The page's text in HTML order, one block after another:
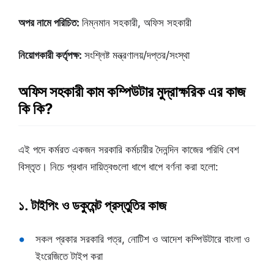
অপর নামে পরিচিত: নিম্নমান সহকারী, অফিস সহকারী
নিয়োগকারী কর্তৃপক্ষ: সংশ্লিষ্ট মন্ত্রণালয়/দপ্তর/সংস্থা
অফিস সহকারী কাম কম্পিউটার মুদ্রাক্ষরিক এর কাজ
কি কি?
এই পদে কর্মরত একজন সরকারি কর্মচারীর দৈনন্দিন কাজের পরিধি বেশ
বিস্তৃত। নিচে প্রধান দায়িত্বগুলো ধাপে ধাপে বর্ণনা করা হলো:
১. টাইপিং ও ডকুমেন্ট প্রস্তুতির কাজ
সকল প্রকার সরকারি পত্র, নোটিশ ও আদেশ কম্পিউটারে বাংলা ও
ইংরেজিতে টাইপ করা